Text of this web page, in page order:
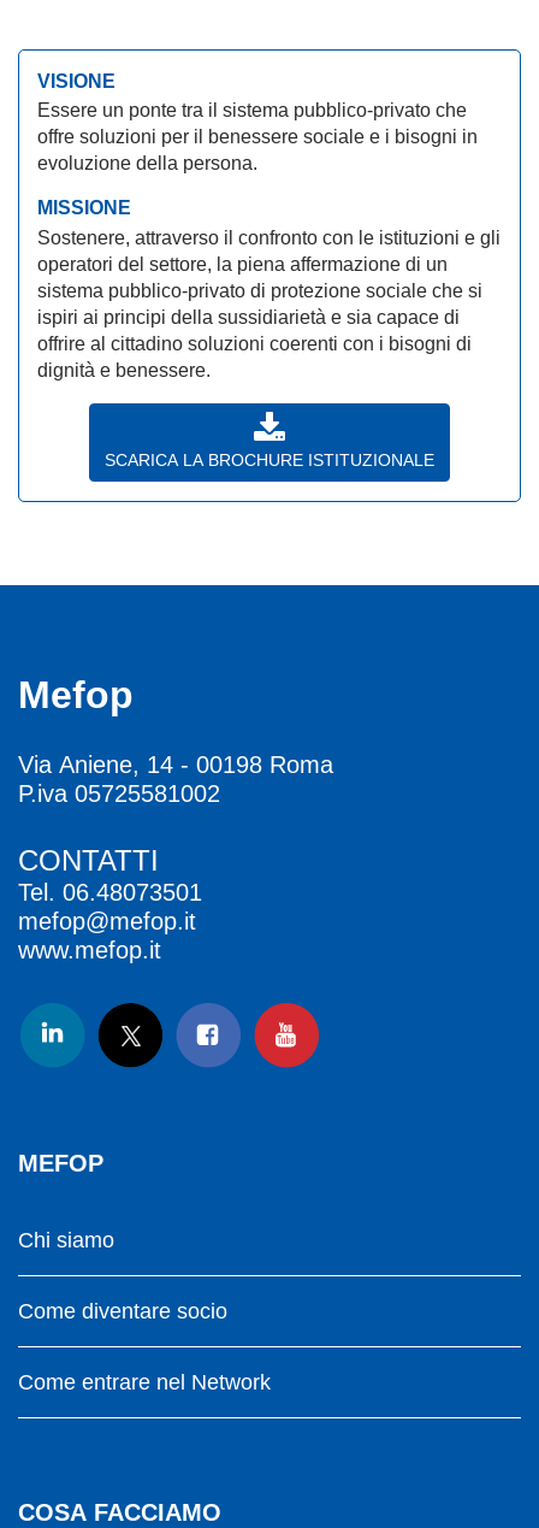
VISIONE
Essere un ponte tra il sistema pubblico-privato che
offre soluzioni per il benessere sociale e i bisogni in
evoluzione della persona.
MISSIONE
Sostenere, attraverso il confronto con le istituzioni e gli
operatori del settore, la piena affermazione di un
sistema pubblico-privato di protezione sociale che si
ispiri ai principi della sussidiarietà e sia capace di
offrire al cittadino soluzioni coerenti con i bisogni di
dignità e benessere.
SCARICA LA BROCHURE ISTITUZIONALE
Mefop
Via Aniene, 14 - 00198 Roma
P.iva 05725581002
CONTATTI
Tel. 06.48073501
mefop@mefop.it
www.mefop.it
MEFOP
Chi siamo
Come diventare socio
Come entrare nel Network
COSA FACCIAMO